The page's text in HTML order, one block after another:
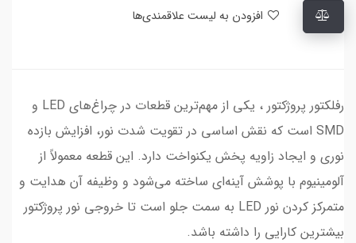
رفلکتور پروژکتور ، یکی از مهم‌ترین قطعات در چراغ‌های LED و
SMD است که نقش اساسی در تقویت شدت نور، افزایش بازده
نوری و ایجاد زاویه پخش یکنواخت دارد. این قطعه معمولاً از
آلومینیوم با پوشش آینه‌ای ساخته می‌شود و وظیفه آن هدایت و
متمرکز کردن نور LED به سمت جلو است تا خروجی نور پروژکتور
بیشترین کارایی را داشته باشد.